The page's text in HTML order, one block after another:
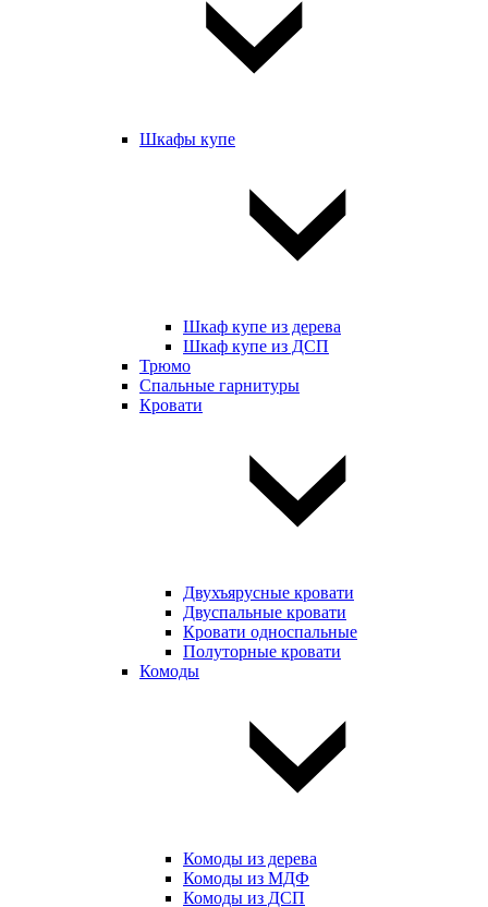
Шкафы купе
Шкаф купе из дерева
Шкаф купе из ДСП
Трюмо
Спальные гарнитуры
Кровати
Двухъярусные кровати
Двуспальные кровати
Кровати односпальные
Полуторные кровати
Комоды
Комоды из дерева
Комоды из МДФ
Комоды из ДСП